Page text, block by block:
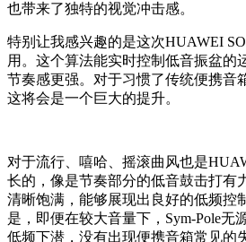
也带来了独特的视觉冲击感。
特别让我感兴趣的是这次HUAWEI
用。这个算法能实时控制低音振盆的
节奏感更强。对于习惯了传统便携音
这将会是一个巨大的提升。
对于流行、嘻哈、摇滚曲风也是
长的，像是节奏部分的低音鼓击打有
清晰饱满，能够展现出良好的低频控
是，即便在较大音量下，Sym-Pole无
低频下潜，没有出现便携音箱常见的